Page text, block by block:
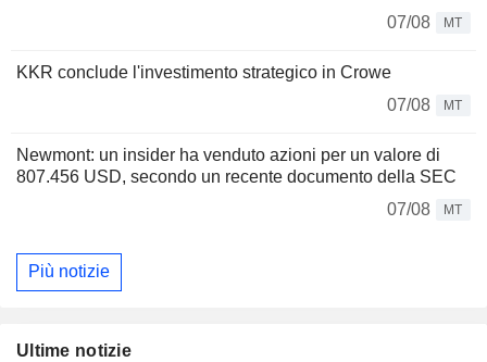
07/08
MT
KKR conclude l'investimento strategico in Crowe
07/08
MT
Newmont: un insider ha venduto azioni per un valore di
807.456 USD, secondo un recente documento della SEC
07/08
MT
Più notizie
Ultime notizie